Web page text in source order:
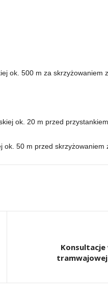
ok. 500 m za skrzyżowaniem
ok. 20 m przed
50 m przed skrzyżowaniem
tramwajowej